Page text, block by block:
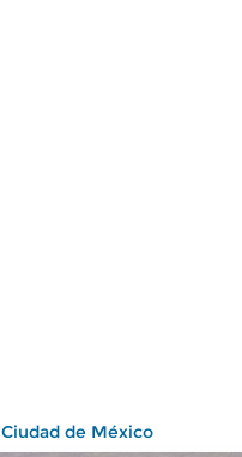
Ciudad de México